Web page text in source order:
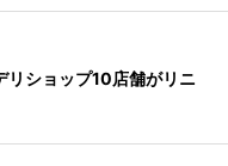
リショップ10店舗がリニ